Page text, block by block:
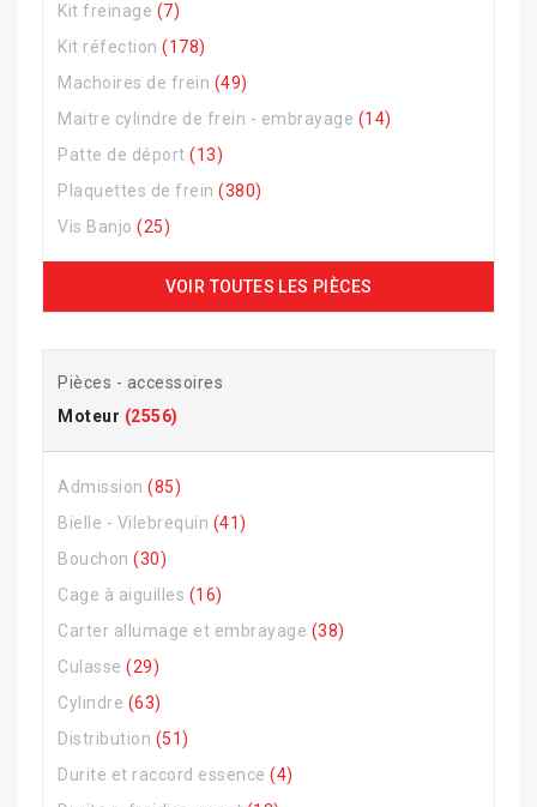
Kit freinage (7)
Kit réfection (178)
Machoires de frein (49)
Maitre cylindre de frein - embrayage (14)
Patte de déport (13)
Plaquettes de frein (380)
Vis Banjo (25)
VOIR TOUTES LES PIÈCES
Pièces - accessoires
Moteur (2556)
Admission (85)
Bielle - Vilebrequin (41)
Bouchon (30)
Cage à aiguilles (16)
Carter allumage et embrayage (38)
Culasse (29)
Cylindre (63)
Distribution (51)
Durite et raccord essence (4)